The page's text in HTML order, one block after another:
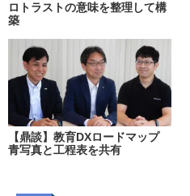
ロトラストの意味を整理して構
築
【鼎談】教育DXロードマップ
青写真と工程表を共有